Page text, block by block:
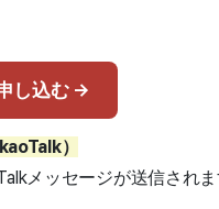
し込む →
）
メッセージが送信されま